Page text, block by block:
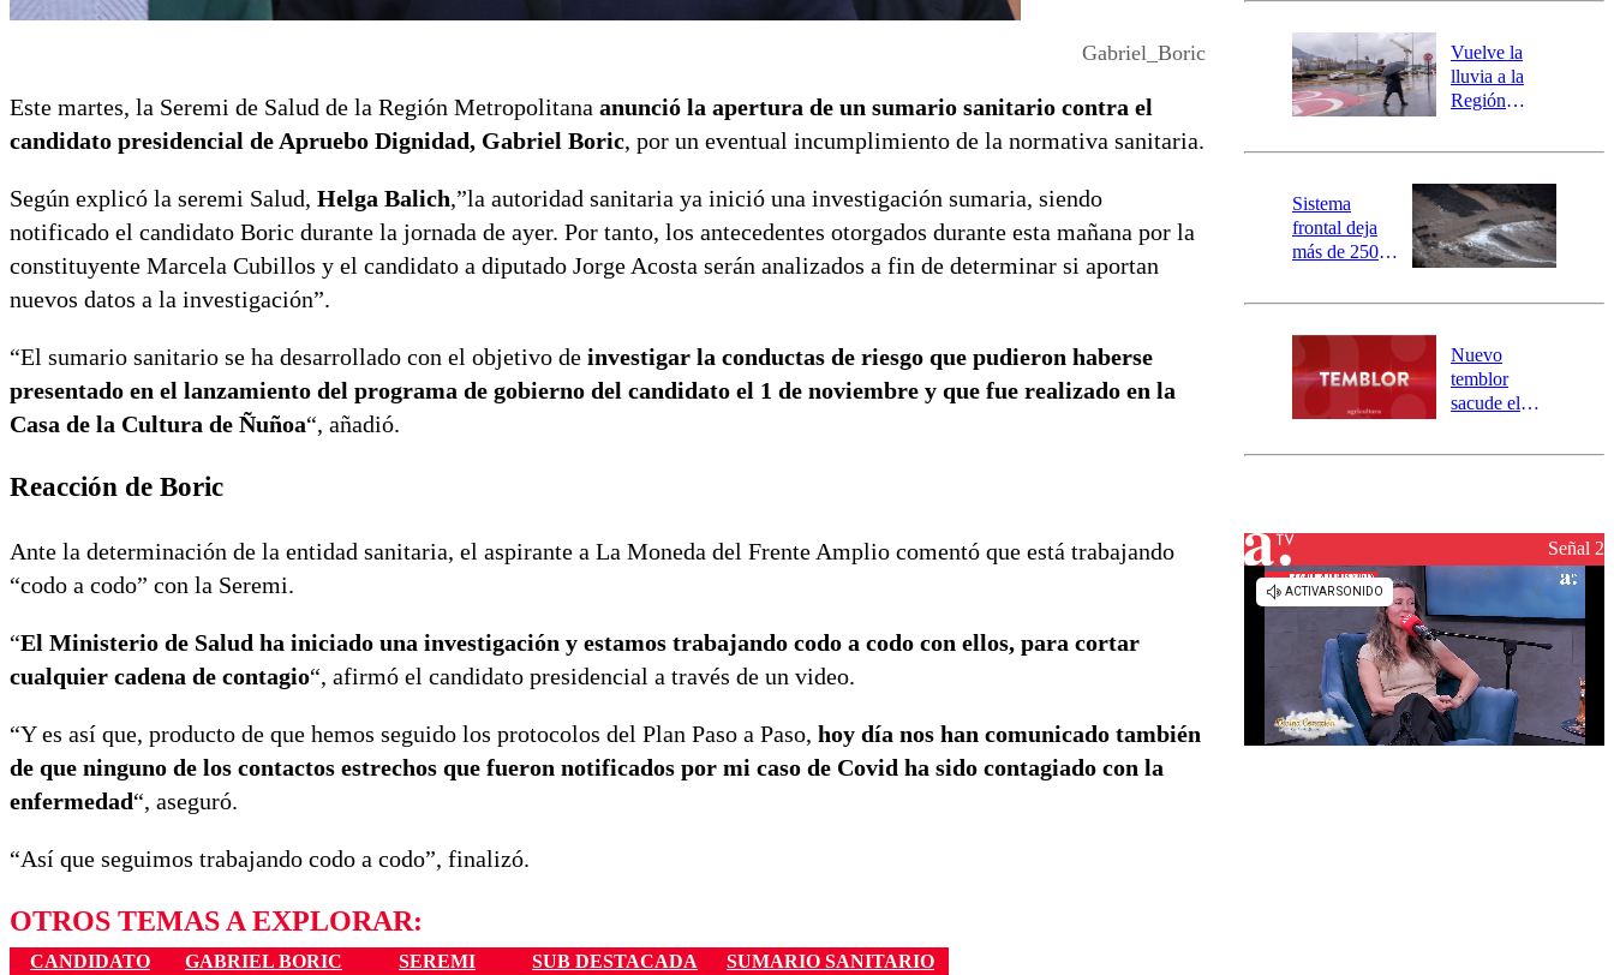
Gabriel_Boric
Este martes, la Seremi de Salud de la Región Metropolitana anunció la apertura de un sumario sanitario contra el
candidato presidencial de Apruebo Dignidad, Gabriel Boric, por un eventual incumplimiento de la normativa sanitaria.
Según explicó la seremi Salud, Helga Balich,”la autoridad sanitaria ya inició una investigación sumaria, siendo
notificado el candidato Boric durante la jornada de ayer. Por tanto, los antecedentes otorgados durante esta mañana por la
constituyente Marcela Cubillos y el candidato a diputado Jorge Acosta serán analizados a fin de determinar si aportan
nuevos datos a la investigación”.
“El sumario sanitario se ha desarrollado con el objetivo de investigar la conductas de riesgo que pudieron haberse
presentado en el lanzamiento del programa de gobierno del candidato el 1 de noviembre y que fue realizado en la
Casa de la Cultura de Ñuñoa“, añadió.
Reacción de Boric
Ante la determinación de la entidad sanitaria, el aspirante a La Moneda del Frente Amplio comentó que está trabajando
“codo a codo” con la Seremi.
“El Ministerio de Salud ha iniciado una investigación y estamos trabajando codo a codo con ellos, para cortar
cualquier cadena de contagio“, afirmó el candidato presidencial a través de un video.
“Y es así que, producto de que hemos seguido los protocolos del Plan Paso a Paso, hoy día nos han comunicado también
de que ninguno de los contactos estrechos que fueron notificados por mi caso de Covid ha sido contagiado con la
enfermedad“, aseguró.
“Así que seguimos trabajando codo a codo”, finalizó.
OTROS TEMAS A EXPLORAR:
CANDIDATO GABRIEL BORIC SEREMI SUB DESTACADA SUMARIO SANITARIO
río Damas:
activa
mensajería
SAE
Vuelve la
lluvia a la
Región
este es el
la DMC para
este viernes
Sistema
frontal deja
más de 250
y 317
aisladas entre
Valparaíso y
Los Ríos
Nuevo
temblor
sacude el
revisa la
Señal 2